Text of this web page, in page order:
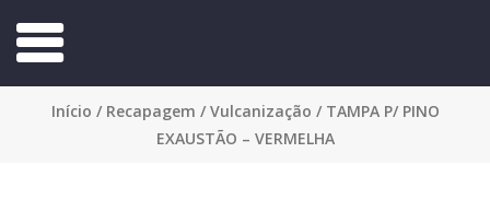
Início / Recapagem / Vulcanização / TAMPA P/ PINO
EXAUSTÃO – VERMELHA